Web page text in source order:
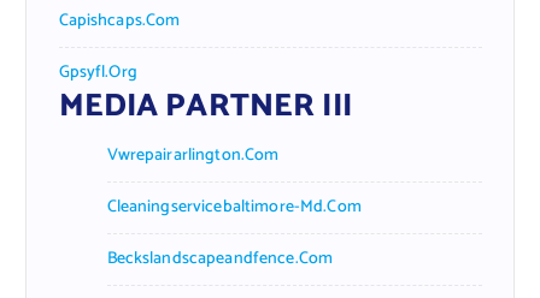
Capishcaps.com
Gpsyfl.org
MEDIA PARTNER III
Vwrepairarlington.com
Cleaningservicebaltimore-Md.com
Beckslandscapeandfence.com